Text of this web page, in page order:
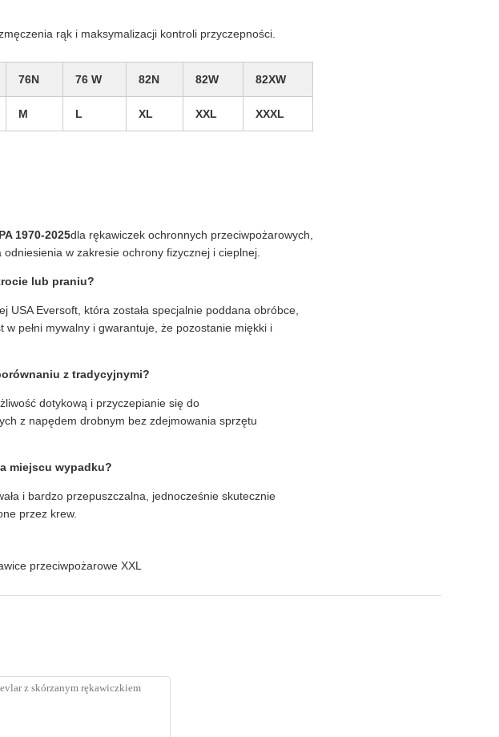
rąk i maksymalizacji kontroli przyczepności.
76N 76 W 82N 82W 82XW
M L XL XXL XXXL
1970-2025dla rękawiczek ochronnych przeciwpożarowych,
w zakresie ochrony fizycznej i cieplnej.
lub praniu?
USA Eversoft, która została specjalnie poddana obróbce,
pełni mywalny i gwarantuje, że pozostanie miękki i
z tradycyjnymi?
dotykową i przyczepianie się do
z napędem drobnym bez zdejmowania sprzętu
miejscu wypadku?
i bardzo przepuszczalna, jednocześnie skutecznie
przez krew.
przeciwpożarowe XXL